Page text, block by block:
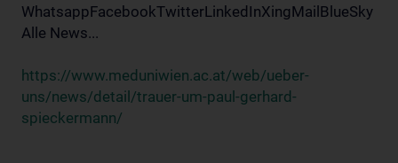
WhatsappFacebookTwitterLinkedInXingMailBlueSky
Alle News...
https://www.meduniwien.ac.at/web/ueber-
uns/news/detail/trauer-um-paul-gerhard-
spieckermann/